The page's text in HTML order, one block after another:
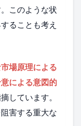
このような状
ることも考え
市場原理による
による意図的
しています。
害する重大な